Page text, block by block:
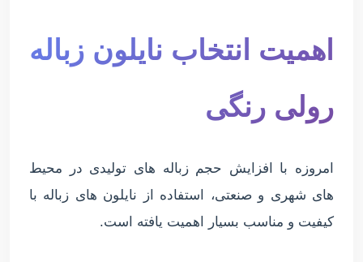
اهمیت انتخاب نایلون زباله
رولی رنگی
امروزه با افزایش حجم زباله های تولیدی در محیط
های شهری و صنعتی، استفاده از نایلون های زباله با
کیفیت و مناسب بسیار اهمیت یافته است.